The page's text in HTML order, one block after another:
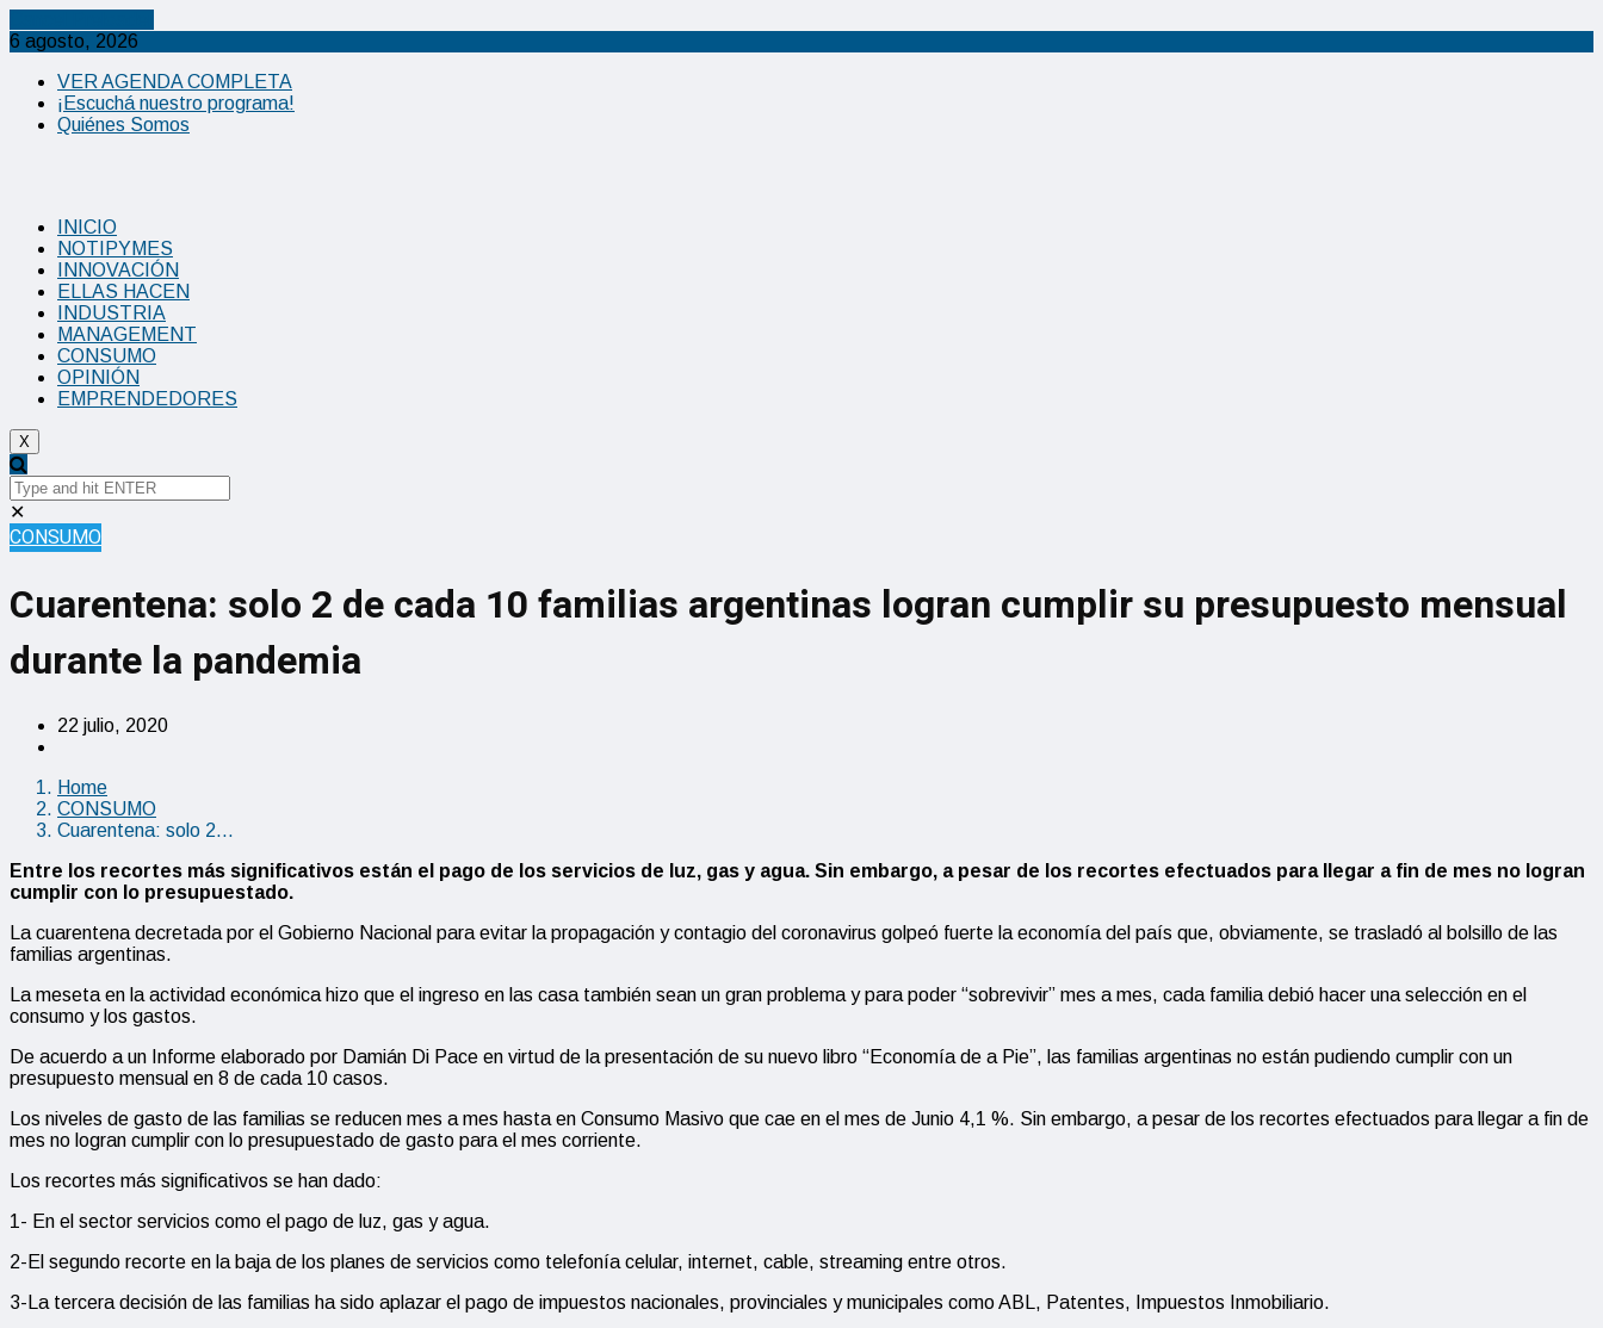
6 agosto, 2026
VER AGENDA COMPLETA
¡Escuchá nuestro programa!
Quiénes Somos
INICIO
NOTIPYMES
INNOVACIÓN
ELLAS HACEN
INDUSTRIA
MANAGEMENT
CONSUMO
OPINIÓN
EMPRENDEDORES
X
✕
CONSUMO
Cuarentena: solo 2 de cada 10 familias argentinas logran cumplir su presupuesto mensual
durante la pandemia
22 julio, 2020
Home
CONSUMO
Cuarentena: solo 2…
Entre los recortes más significativos están el pago de los servicios de luz, gas y agua. Sin embargo, a pesar de los recortes efectuados para llegar a fin de mes no logran
cumplir con lo presupuestado.
La cuarentena decretada por el Gobierno Nacional para evitar la propagación y contagio del coronavirus golpeó fuerte la economía del país que, obviamente, se trasladó al bolsillo de las
familias argentinas.
La meseta en la actividad económica hizo que el ingreso en las casa también sean un gran problema y para poder “sobrevivir” mes a mes, cada familia debió hacer una selección en el
consumo y los gastos.
De acuerdo a un Informe elaborado por Damián Di Pace en virtud de la presentación de su nuevo libro “Economía de a Pie”, las familias argentinas no están pudiendo cumplir con un
presupuesto mensual en 8 de cada 10 casos.
Los niveles de gasto de las familias se reducen mes a mes hasta en Consumo Masivo que cae en el mes de Junio 4,1 %. Sin embargo, a pesar de los recortes efectuados para llegar a fin de
mes no logran cumplir con lo presupuestado de gasto para el mes corriente.
Los recortes más significativos se han dado:
1- En el sector servicios como el pago de luz, gas y agua.
2-El segundo recorte en la baja de los planes de servicios como telefonía celular, internet, cable, streaming entre otros.
3-La tercera decisión de las familias ha sido aplazar el pago de impuestos nacionales, provinciales y municipales como ABL, Patentes, Impuestos Inmobiliario.